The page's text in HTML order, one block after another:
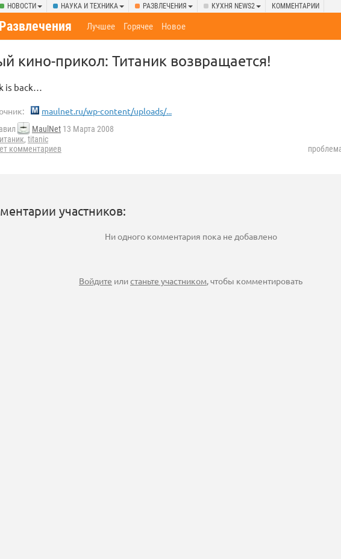
НОВОСТИ НАУКА И ТЕХНИКА РАЗВЛЕЧЕНИЯ КУХНЯ NEWS2 КОММЕНТАРИИ
Развлечения Лучшее Горячее Новое
кино-прикол: Титаник возвращается!
is back…
maulnet.ru/wp-content/uploads/...
MaulNet 13 Марта 2008
, titanic
комментариев
участников:
Ни одного комментария пока не добавлено
Войдите илистаньте участником, чтобы комментировать